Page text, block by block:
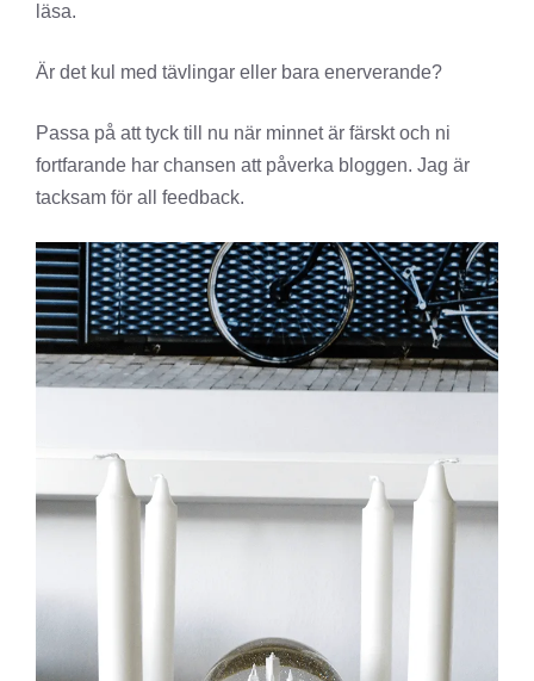
läsa.
Är det kul med tävlingar eller bara enerverande?
Passa på att tyck till nu när minnet är färskt och ni
fortfarande har chansen att påverka bloggen. Jag är
tacksam för all feedback.